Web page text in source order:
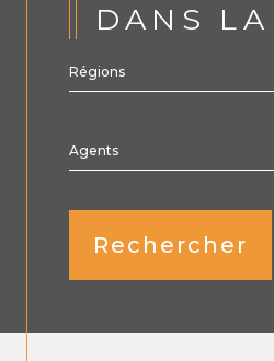
DANS
Merci
de
Régions
Agents
Rechercher